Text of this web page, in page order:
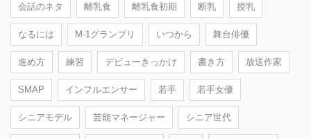
会話のネタ 離乳食 離乳食初期 断乳 授乳
なるには M-1グランプリ いつから 舞台俳優
進め方 練習 デビューきっかけ 書き方 放送作家
SMAP インフルエンサー 若手 若手女優
シニアモデル 芸能マネージャー シニア世代